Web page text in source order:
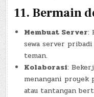
11. Bermain
Membuat Server:
sewa server
teman.
Kolaborasi:
menangani proyek
atau tantangan